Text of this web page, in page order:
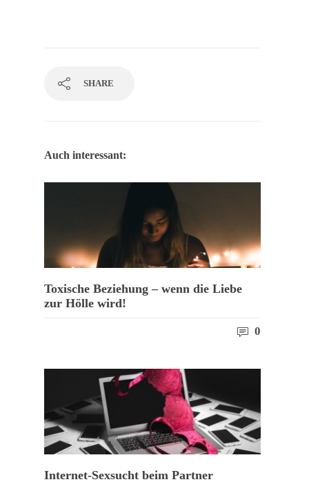
SHARE
Auch interessant:
Toxische Beziehung – wenn die Liebe
zur Hölle wird!
0
Internet-Sexsucht beim Partner